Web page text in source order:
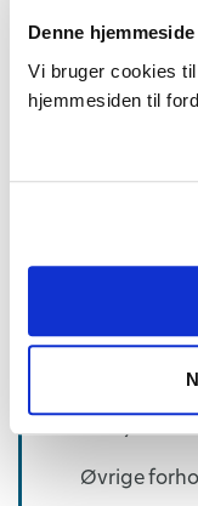
Denne
Vi bruger cookies
hjemmesiden til
Løn under
Privat
Øvrige